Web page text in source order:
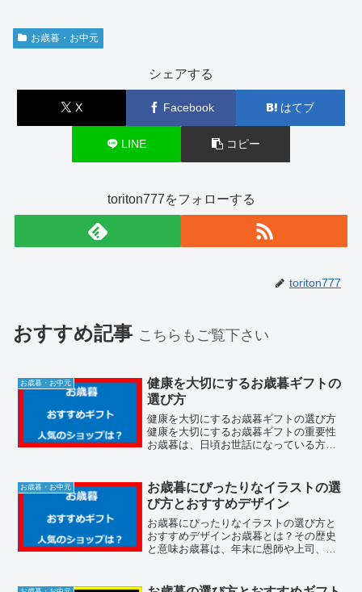
お歳暮・お中元
シェアする
X Facebook はてブ
LINE コピー
toriton777をフォローする
toriton777
おすすめ記事 こちらもご覧下さい
お歳暮・お中元
健康を大切にするお歳暮ギフトの
選び方
健康を大切にするお歳暮ギフトの選び方
健康を大切にするお歳暮ギフトの重要性
お歳暮は、日頃お世話になっている方々
相手の健康を願う心を込めることができ
るため、非常に喜ばれます...
お歳暮・お中元
お歳暮にぴったりなイラストの選
び方とおすすめデザイン
お歳暮にぴったりなイラストの選び方と
おすすめデザインお歳暮とは？その歴史
と意味お歳暮は、年末に恩師や上司、取
の習慣は江戸時代に始まり、現在でも多